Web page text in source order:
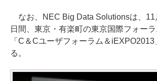
なお、NEC Big Data Solutionsは、11
日間、東京・有楽町の東京国際フォー
「C＆Cユーザフォーラム＆
る。